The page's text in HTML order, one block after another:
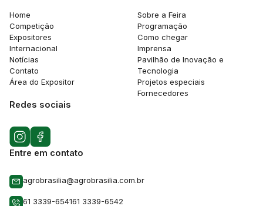
Home
Competição
Expositores
Internacional
Notícias
Contato
Área do Expositor
Sobre a Feira
Programação
Como chegar
Imprensa
Pavilhão de Inovação e
Tecnologia
Projetos especiais
Fornecedores
Redes sociais
Entre em contato
agrobrasilia@agrobrasilia.com.br
61 3339-654161 3339-6542